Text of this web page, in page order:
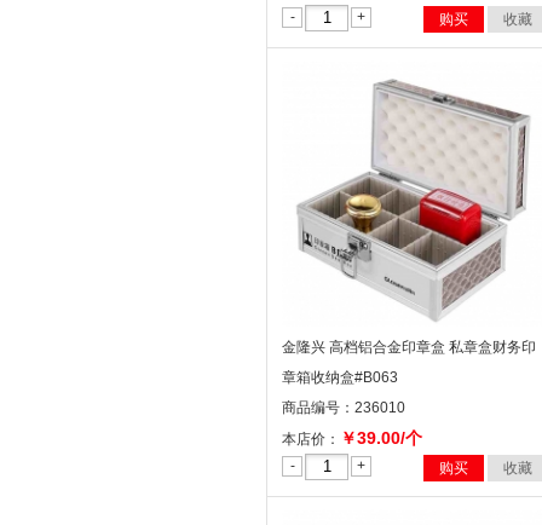
- + 购买 收藏
金隆兴 高档铝合金印章盒 私章盒财务印
章箱收纳盒#B063
商品编号：236010
本店价： ￥39.00/个
- + 购买 收藏